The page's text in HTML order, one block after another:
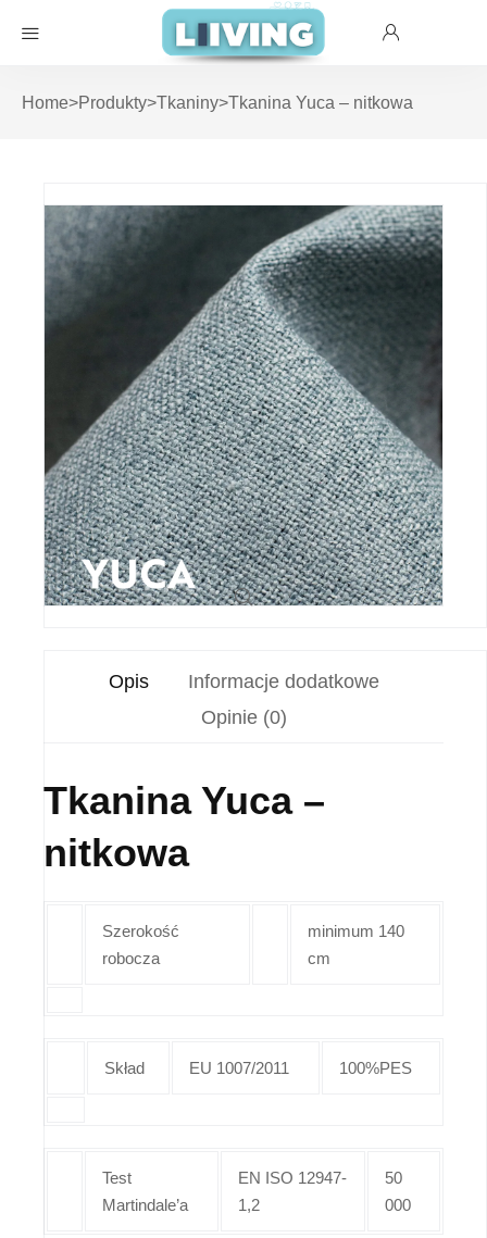
Home>Produkty>Tkaniny>Tkanina Yuca – nitkowa
Opis
Informacje dodatkowe
Opinie (0)
Tkanina Yuca –
nitkowa
Szerokość
robocza
minimum 140
cm
Skład EU 1007/2011 100%PES
Test
Martindale’a
EN ISO 12947-
1,2
50
000